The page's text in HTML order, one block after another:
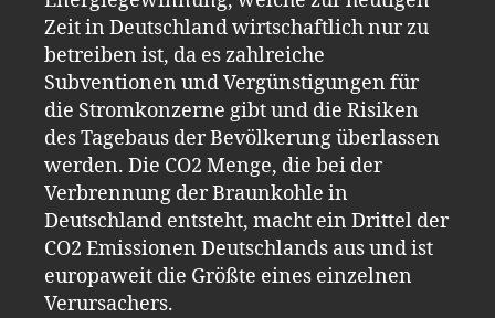
Zeit in Deutschland wirtschaftlich nurzu
betreiben ist, da es zahlreiche
Subventionen und Vergünstigungen für
die Stromkonzerne gibt und die Risiken
des Tagebaus der Bevölkerung überlassen
werden. Die CO2 Menge, die bei der
Verbrennung der Braunkohle in
Deutschland entsteht, macht ein Drittel der
CO2 Emissionen Deutschlands aus und ist
europaweit die Größte eines einzelnen
Verursachers.